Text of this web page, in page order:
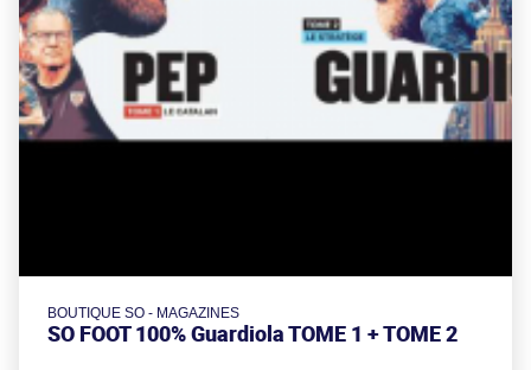
BOUTIQUE SO - MAGAZINES
SO FOOT 100% Guardiola TOME 1 + TOME 2